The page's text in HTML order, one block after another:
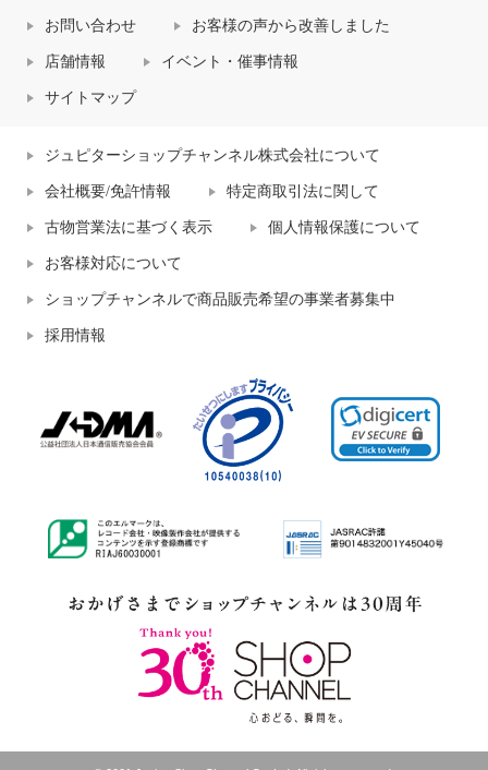
お問い合わせ お客様の声から改善しました
店舗情報 イベント・催事情報
サイトマップ
ジュピターショップチャンネル株式会社について
会社概要/免許情報 特定商取引法に関して
古物営業法に基づく表示 個人情報保護について
お客様対応について
ショップチャンネルで商品販売希望の事業者募集中
採用情報